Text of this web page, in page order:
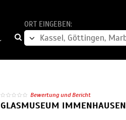
ORT EINGEBEN:
Bewertung und Bericht
GLASMUSEUM IMMENHAUSEN